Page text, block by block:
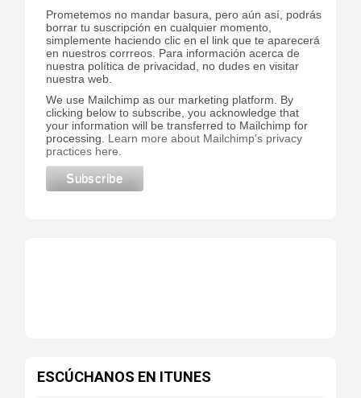
Prometemos no mandar basura, pero aún así, podrás
borrar tu suscripción en cualquier momento,
simplemente haciendo clic en el link que te aparecerá
en nuestros corrreos. Para información acerca de
nuestra política de privacidad, no dudes en visitar
nuestra web.
We use Mailchimp as our marketing platform. By
clicking below to subscribe, you acknowledge that
your information will be transferred to Mailchimp for
processing. Learn more about Mailchimp's privacy
practices here.
ESCÚCHANOS EN ITUNES